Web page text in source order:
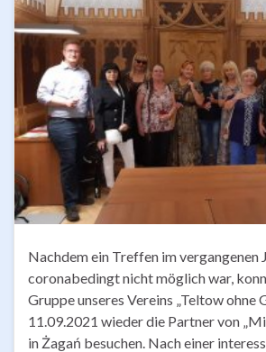
Nachdem ein Treffen im vergangenen
coronabedingt nicht möglich war,
Gruppe unseres Vereins „Teltow ohne
11.09.2021 wieder die Partner von
in Żagań besuchen. Nach einer